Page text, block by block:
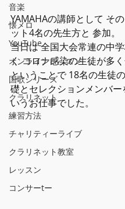
音楽
懐メロ
YouTube
オンラインレッスン
国歌シリーズ
クラリネット
練習方法
チャリティーライブ
クラリネット教室
レッスン
コンサーtー
YAMAHAの講師として そ
ット4名の先生方と 参加。
当日は 全国大会常連の中
く コロナ感染の生徒が多
ということで 18名の生徒
礎とセレクションメンバー
いうお仕事でした。